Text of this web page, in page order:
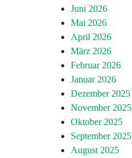
Juni 2026
Mai 2026
April 2026
März 2026
Februar 2026
Januar 2026
Dezember 2025
November 2025
Oktober 2025
September 2025
August 2025